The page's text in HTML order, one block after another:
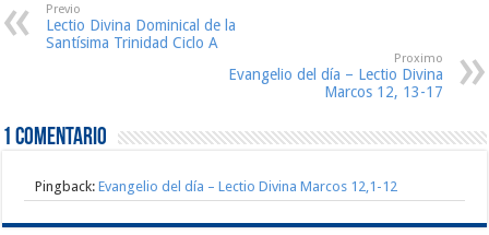
Previo
Lectio Divina Dominical de la
Santísima Trinidad Ciclo A
Proximo
Evangelio del día – Lectio Divina
Marcos 12, 13-17
1 comentario
Pingback:Evangelio del día – Lectio Divina Marcos 12,1-12